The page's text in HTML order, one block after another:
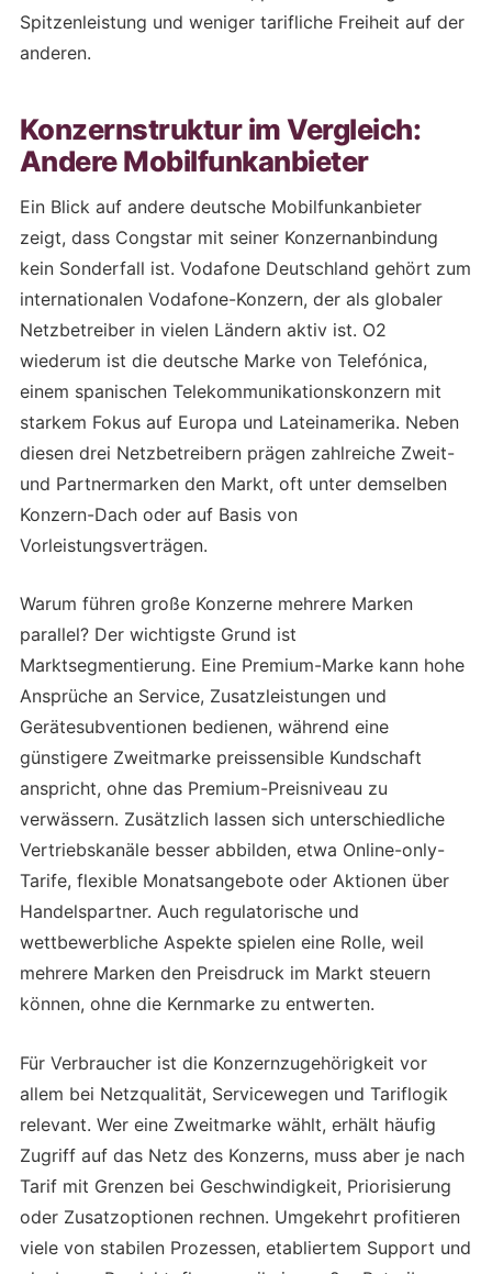
Spitzenleistung und weniger tarifliche Freiheit auf der
anderen.
Konzernstruktur im Vergleich:
Andere Mobilfunkanbieter
Ein Blick auf andere deutsche Mobilfunkanbieter
zeigt, dass Congstar mit seiner Konzernanbindung
kein Sonderfall ist. Vodafone Deutschland gehört zum
internationalen Vodafone-Konzern, der als globaler
Netzbetreiber in vielen Ländern aktiv ist. O2
wiederum ist die deutsche Marke von Telefónica,
einem spanischen Telekommunikationskonzern mit
starkem Fokus auf Europa und Lateinamerika. Neben
diesen drei Netzbetreibern prägen zahlreiche Zweit-
und Partnermarken den Markt, oft unter demselben
Konzern-Dach oder auf Basis von
Vorleistungsverträgen.
Warum führen große Konzerne mehrere Marken
parallel? Der wichtigste Grund ist
Marktsegmentierung. Eine Premium-Marke kann hohe
Ansprüche an Service, Zusatzleistungen und
Gerätesubventionen bedienen, während eine
günstigere Zweitmarke preissensible Kundschaft
anspricht, ohne das Premium-Preisniveau zu
verwässern. Zusätzlich lassen sich unterschiedliche
Vertriebskanäle besser abbilden, etwa Online-only-
Tarife, flexible Monatsangebote oder Aktionen über
Handelspartner. Auch regulatorische und
wettbewerbliche Aspekte spielen eine Rolle, weil
mehrere Marken den Preisdruck im Markt steuern
können, ohne die Kernmarke zu entwerten.
Für Verbraucher ist die Konzernzugehörigkeit vor
allem bei Netzqualität, Servicewegen und Tariflogik
relevant. Wer eine Zweitmarke wählt, erhält häufig
Zugriff auf das Netz des Konzerns, muss aber je nach
Tarif mit Grenzen bei Geschwindigkeit, Priorisierung
oder Zusatzoptionen rechnen. Umgekehrt profitieren
viele von stabilen Prozessen, etabliertem Support und